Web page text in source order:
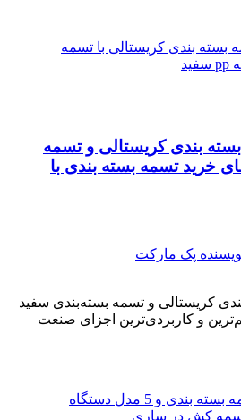
بسته‌ بندی کریستالی و تسمه
خرید تسمه بسته بندی با
پک مارکت
کریستالی و تسمه بسته‌بندی سفید
و کاربردی‌ترین اجزای صنعت